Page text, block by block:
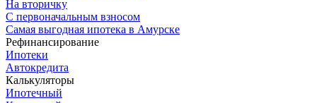
На вторичку
С первоначальным взносом
Самая выгодная ипотека в Амурске
Рефинансирование
Ипотеки
Автокредита
Калькуляторы
Ипотечный